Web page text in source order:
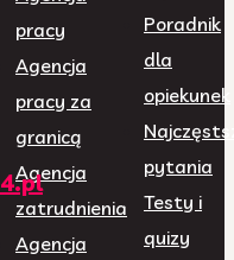
pracy
Agencja
pracy za
granicą
Agencja
zatrudnienia
Agencja
Poradnik
dla
opiekunek
pytania
Testy i
quizy